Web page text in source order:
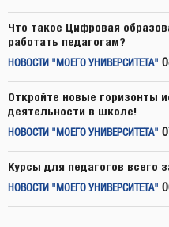
Что такое Цифровая
работать педагогам?
НОВОСТИ "МОЕГО УНИВЕРСИТЕТА"
Откройте новые горизонты
деятельности в школе!
НОВОСТИ "МОЕГО УНИВЕРСИТЕТА"
Курсы для педагогов всего
НОВОСТИ "МОЕГО УНИВЕРСИТЕТА"